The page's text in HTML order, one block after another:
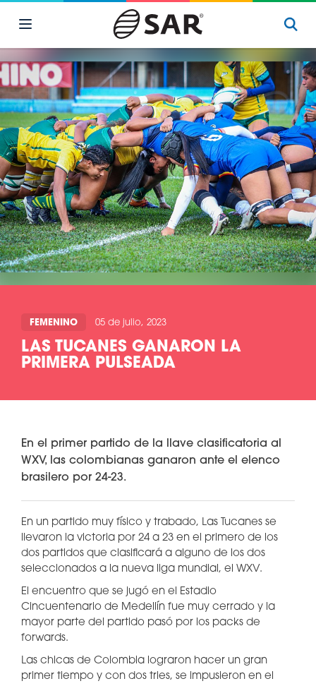
FEMENINO 05 de julio, 2023
LAS TUCANES GANARON LA
PRIMERA PULSEADA
En el primer partido de la llave clasificatoria al
WXV, las colombianas ganaron ante el elenco
brasilero por 24-23.
En un partido muy físico y trabado, Las Tucanes se
llevaron la victoria por 24 a 23 en el primero de los
dos partidos que clasificará a alguno de los dos
seleccionados a la nueva liga mundial, el WXV.
El encuentro que se jugó en el Estadio
Cincuentenario de Medellín fue muy cerrado y la
mayor parte del partido pasó por los packs de
forwards.
Las chicas de Colombia lograron hacer un gran
primer tiempo y con dos tries, se impusieron en el